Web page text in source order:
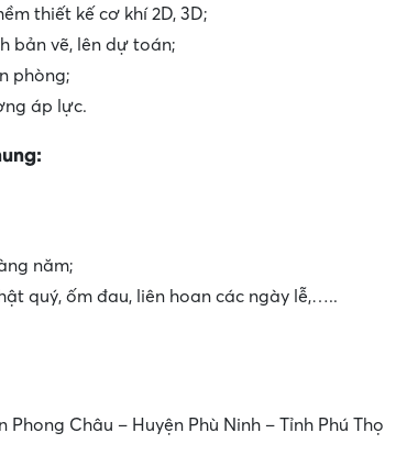
thiết kế cơ khí 2D, 3D;
bản vẽ, lên dự toán;
phòng;
áp lực.
năm;
quý, ốm đau, liên hoan các ngày lễ,…..
Châu – Huyện Phù Ninh – Tỉnh Phú Thọ